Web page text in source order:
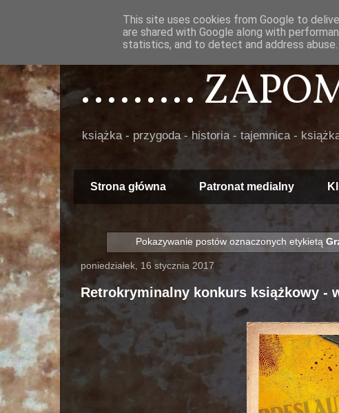
.........
książka - przygoda - historia - tajemnica -
Strona główna Patronat medialny
Pokazywanie postów oznaczonych etykietą
poniedziałek, 16 stycznia 2017
Retrokryminalny konkurs książkowy -
This site uses cookies from Google to
are shared with Google along with
statistics, and to detect and address abuse.